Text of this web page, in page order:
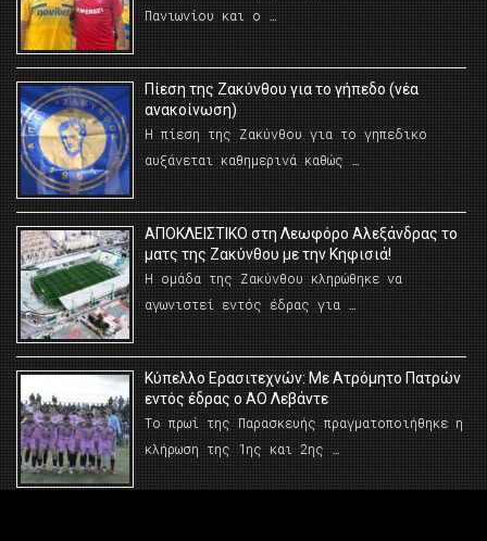
Πανιωνίου και ο …
Πίεση της Ζακύνθου για το γήπεδο (νέα
ανακοίνωση)
Η πίεση της Ζακύνθου για το γηπεδικο
αυξάνεται καθημερινά καθώς …
AΠΟΚΛΕΙΣΤΙΚΟ στη Λεωφόρο Αλεξάνδρας το
ματς της Ζακύνθου με την Κηφισιά!
Η ομάδα της Ζακύνθου κληρώθηκε να
αγωνιστεί εντός έδρας για …
Κύπελλο Ερασιτεχνών: Με Ατρόμητο Πατρών
εντός έδρας ο ΑΟ Λεβάντε
Το πρωί της Παρασκευής πραγματοποιήθηκε η
κλήρωση της 1ης και 2ης …